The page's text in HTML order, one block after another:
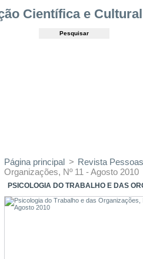
Página principal > Revista
Organizações, Nº 11 - Agosto 2010
PSICOLOGIA DO TRABALHO E DAS